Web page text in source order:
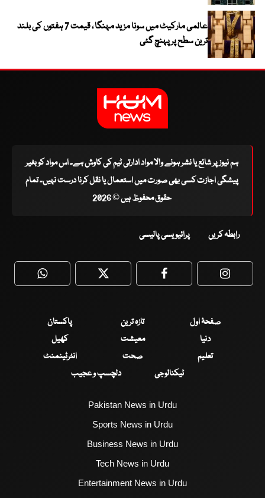
عالمی مارکیٹ میں سونا مزید مہنگا ، قیمت 7 ہفتوں کی بلند
ترین سطح پر پہنچ گئی
ہم نیوز پر شائع یا نشر ہونے والا مواد ادارتی ٹیم کی کاوش ہے۔ اس مواد کو بغیر
پیشگی اجازت کسی بھی صورت میں استعمال یا نقل کرنا درست نہیں۔ تمام
حقوق محفوظ ہیں © 2026
رابطہ کریں پرائیویسی پالیسی
WhatsApp Twitter Facebook
صفحۂ اول تازہ ترین
پاکستان
دنیا
معیشت
کھیل
تعلیم
صحت
انٹرٹینمنٹ
ٹیکنالوجی
دلچسپ و عجیب
Pakistan News in Urdu
Sports News in Urdu
Business News in Urdu
Tech News in Urdu
Entertainment News in Urdu